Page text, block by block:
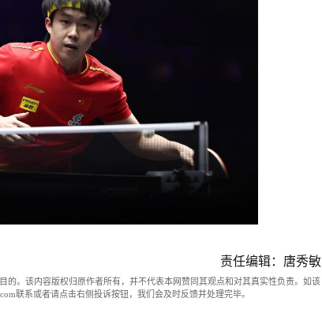
责任编辑：唐秀敏
的。该内容版权归原作者所有，并不代表本网赞同其观点和对其真实性负责。如该
联系或者请点击右侧投诉按钮，我们会及时反馈并处理完毕。